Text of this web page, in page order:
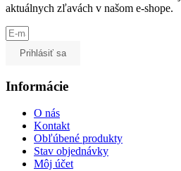
aktuálnych zľavách v našom e-shope.
Prihlásiť sa
Informácie
O nás
Kontakt
Obľúbené produkty
Stav objednávky
Môj účet